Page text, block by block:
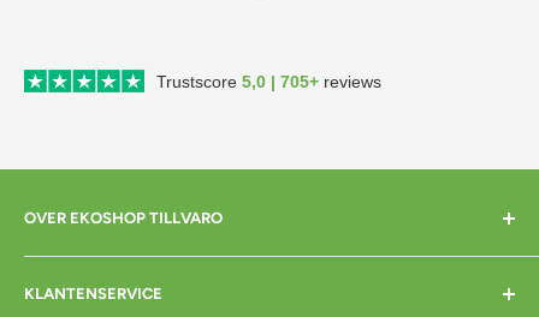
Trustscore 5,0 | 705+ reviews
OVER EKOSHOP TILLVARO
Home
Over mij
KLANTENSERVICE